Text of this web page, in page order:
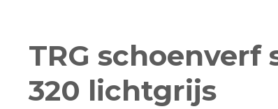
TRG schoenverf
320 lichtgrijs